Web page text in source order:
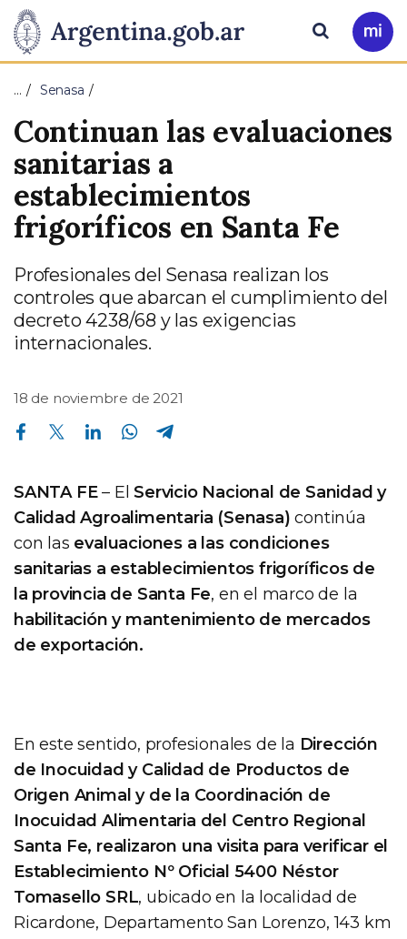
Presidencia
de
la
Nación
Pasar al contenido principal
Ir
a
Buscar
… Senasa
Continuan las evaluaciones
sanitarias a
establecimientos
frigoríficos en Santa Fe
Profesionales del Senasa realizan los
controles que abarcan el cumplimiento del
decreto 4238/68 y las exigencias
internacionales.
18 de noviembre de 2021
Compartir en Facebook Compartir en Twitter Compartir en Linkedin Compartir en Whatsapp
SANTA FE– ElServicio Nacional de Sanidad y
Calidad Agroalimentaria (Senasa) continúa
con las evaluaciones a las condiciones
sanitarias a establecimientos frigoríficos de
la provincia de Santa Fe, en el marco de la
habilitación y mantenimiento de mercados
de exportación.
En este sentido, profesionales de la Dirección
de Inocuidad y Calidad de Productos de
Origen Animal y de la Coordinación de
Inocuidad Alimentaria del Centro Regional
Santa Fe, realizaron una visita para verificar el
Establecimiento Nº Oficial 5400 Néstor
Tomasello SRL, ubicado en la localidad de
Ricardone, Departamento San Lorenzo, 143 km